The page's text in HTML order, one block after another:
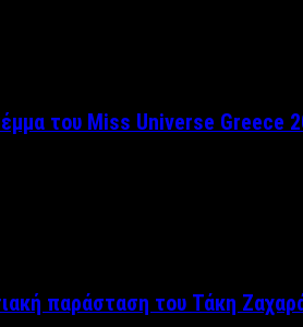
του Miss Universe Greece
παράσταση του Τάκη